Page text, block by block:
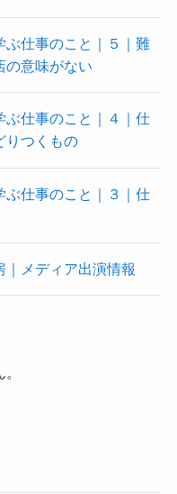
ぶ仕事のこと｜５｜難
の意味がない
ぶ仕事のこと｜４｜仕
りつくもの
ぶ仕事のこと｜３｜仕
メディア出演情報